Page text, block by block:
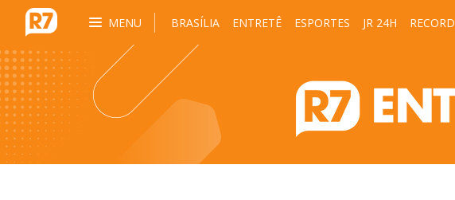
MENU BRASÍLIA ENTRETÊ ESPORTES JR 24H RECORD